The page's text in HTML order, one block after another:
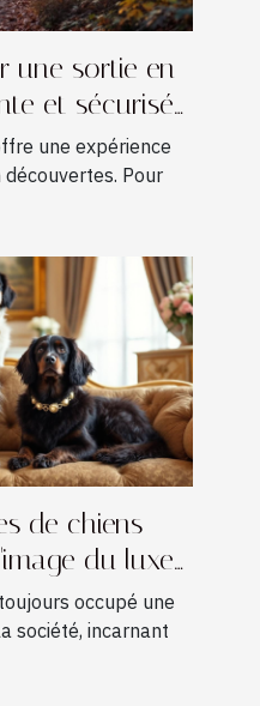
une sortie en
et sécurisée
une expérience
Pour
de chiens
du luxe
occupé une
société, incarnant